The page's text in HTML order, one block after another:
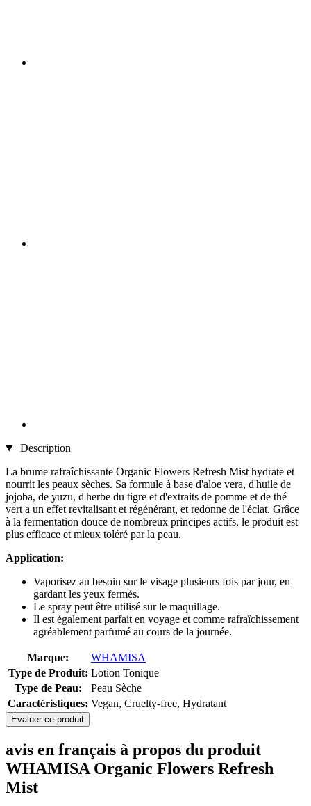
Description
La brume rafraîchissante Organic Flowers Refresh Mist hydrate et
nourrit les peaux sèches. Sa formule à base d'aloe vera, d'huile de
jojoba, de yuzu, d'herbe du tigre et d'extraits de pomme et de thé
vert a un effet revitalisant et régénérant, et redonne de l'éclat. Grâce
à la fermentation douce de nombreux principes actifs, le produit est
plus efficace et mieux toléré par la peau.
Application:
Vaporisez au besoin sur le visage plusieurs fois par jour, en
gardant les yeux fermés.
Le spray peut être utilisé sur le maquillage.
Il est également parfait en voyage et comme rafraîchissement
agréablement parfumé au cours de la journée.
Marque:
WHAMISA
Type de Produit: Lotion Tonique
Type de Peau:
Peau Sèche
Caractéristiques: Vegan, Cruelty-free, Hydratant
Evaluer ce produit
avis en français à propos du produit
WHAMISA Organic Flowers Refresh
Mist